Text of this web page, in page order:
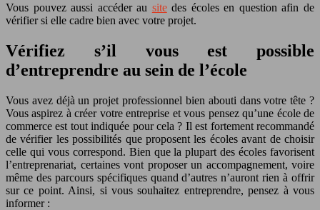
Vous pouvez aussi accéder au sitedes écoles en question afin de
vérifier si elle cadre bien avec votre projet.
Vérifiez s’il vous est possible
d’entreprendre au sein de l’école
Vous avez déjà un projet professionnel bien abouti dans votre tête ?
Vous aspirez à créer votre entreprise et vous pensez qu’une école de
commerce est tout indiquée pour cela ? Il est fortement recommandé
de vérifier les possibilités que proposent les écoles avant de choisir
celle qui vous correspond. Bien que la plupart des écoles favorisent
l’entreprenariat, certaines vont proposer un accompagnement, voire
même des parcours spécifiques quand d’autres n’auront rien à offrir
sur ce point. Ainsi, si vous souhaitez entreprendre, pensez à vous
informer :